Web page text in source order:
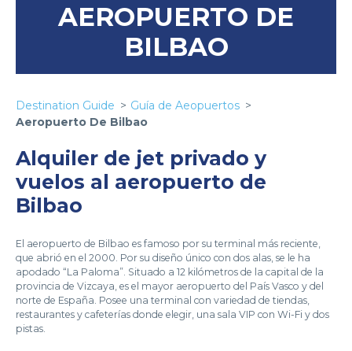
AEROPUERTO DE
BILBAO
Destination Guide
Guía de Aeopuertos
Aeropuerto De Bilbao
Alquiler de jet privado y
vuelos al aeropuerto de
Bilbao
El aeropuerto de Bilbao es famoso por su terminal más reciente,
que abrió en el 2000. Por su diseño único con dos alas, se le ha
apodado “La Paloma”. Situado a 12 kilómetros de la capital de la
provincia de Vizcaya, es el mayor aeropuerto del País Vasco y del
norte de España. Posee una terminal con variedad de tiendas,
restaurantes y cafeterías donde elegir, una sala VIP con Wi-Fi y dos
pistas.